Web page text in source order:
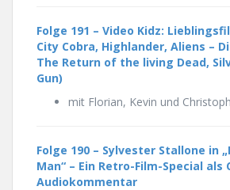
Folge 191 – Video Kidz:
City Cobra, Highlander, Aliens –
The Return of the living Dead,
Gun)
mit Florian, Kevin und Christoph
Folge 190 – Sylvester Stallone in
Man“ – Ein Retro-Film-Special als
Audiokommentar